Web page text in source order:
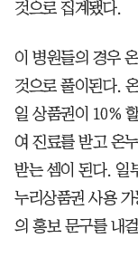
것으로 집계됐다.
이 병원들의 경우
것으로 풀이된다.
일 상품권이 10%
여 진료를 받고 온
받는 셈이 된다. 일
누리상품권 사용
의 홍보 문구를 내